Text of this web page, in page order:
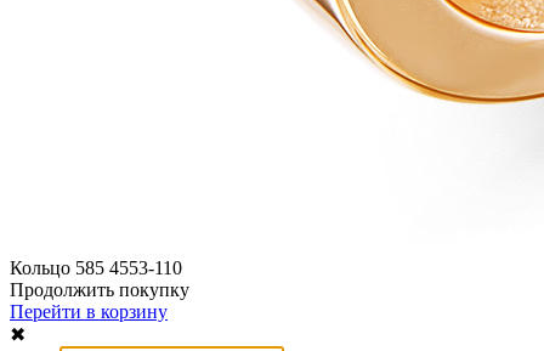
Кольцо 585 4553-110
Продолжить покупку
Перейти в корзину
✖